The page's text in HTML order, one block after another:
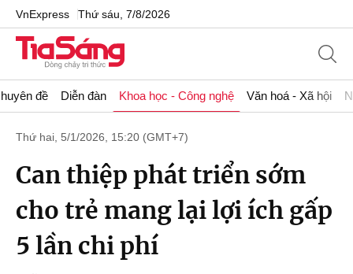
VnExpress Thứ sáu, 7/8/2026
đề Diễn đàn Khoa học - Công nghệ Văn hoá - Xã hội
Thứ hai, 5/1/2026, 15:20 (GMT+7)
Can thiệp phát triển sớm
cho trẻ mang lại lợi ích gấp
5 lần chi phí